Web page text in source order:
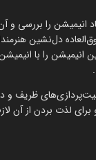
انیمیشن را بررسی
دل‌نشین
را با
ظریف و
لذت بردن از آن